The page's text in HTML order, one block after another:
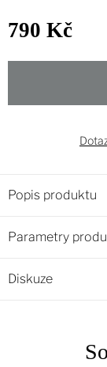
790 Kč
Popis produktu
Parametry
Diskuze